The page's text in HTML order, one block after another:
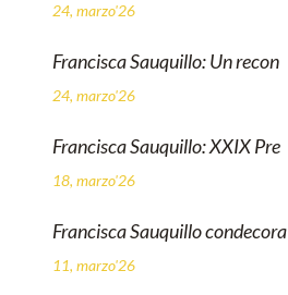
24, marzo'26
Francisca Sauquillo: Un recon
24, marzo'26
Francisca Sauquillo: XXIX Pre
18, marzo'26
Francisca Sauquillo condecora
11, marzo'26